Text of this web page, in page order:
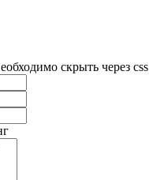
скрыть через css